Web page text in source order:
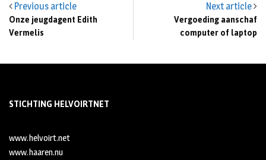
Previous article
Onze jeugdagent Edith
Vermelis
Next article
Vergoeding aanschaf
computer of laptop
STICHTING HELVOIRTNET
www.helvoirt.net
www.haaren.nu